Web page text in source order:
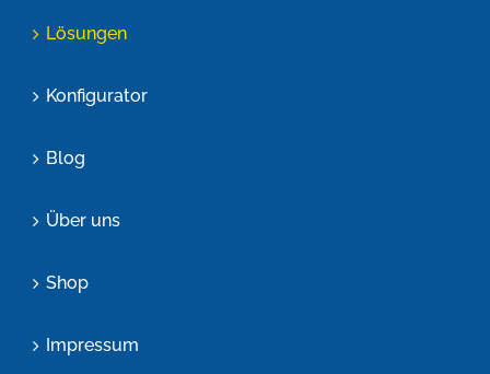
Lösungen
Konfigurator
Blog
Über uns
Shop
Impressum